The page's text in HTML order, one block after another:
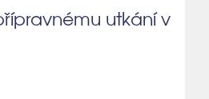
utkání v